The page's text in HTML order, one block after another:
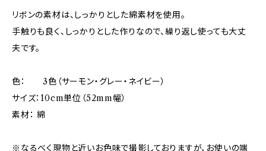
リボンの素材は、しっかりとした綿素材を使用。
手触りも良く、しっかりとした作りなので、繰り返し使っても大丈
夫です。
色： 3色（サーモン・グレー・ネイビー）
サイズ：10cm単位（52mm幅）
素材： 綿
※なるべく現物と近いお色味で撮影しておりますが、お使いの端